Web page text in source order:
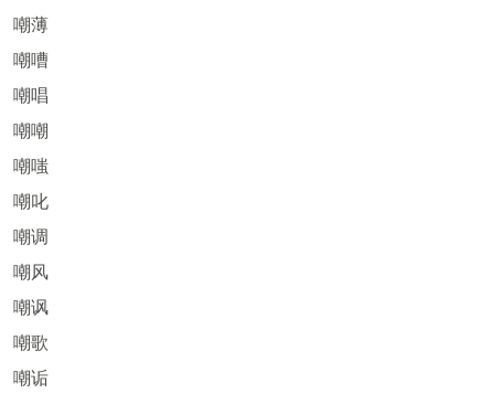
嘲薄
嘲嘈
嘲唱
嘲嘲
嘲嗤
嘲叱
嘲调
嘲风
嘲讽
嘲歌
嘲诟